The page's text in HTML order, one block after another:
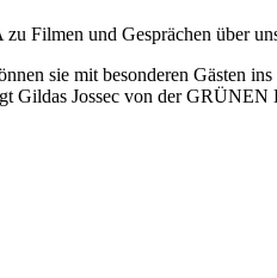
Filmen und Gesprächen über
sie mit besonderen Gästen
Gildas Jossec von der